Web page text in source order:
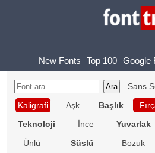
New Fonts Top 100 Google
Sans
Kaligrafi
Aşk Başlık
Teknoloji
İnce Yuvarlak
Ünlü
Süslü Bozuk